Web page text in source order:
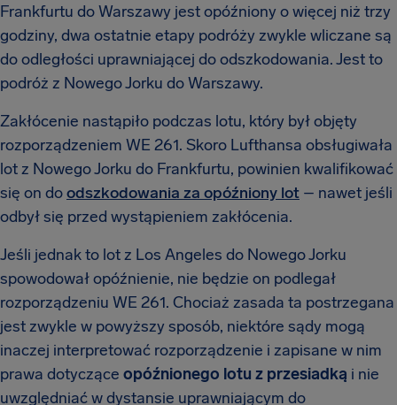
Frankfurtu do Warszawy jest opóźniony o więcej niż trzy
godziny, dwa ostatnie etapy podróży zwykle wliczane są
do odległości uprawniającej do odszkodowania. Jest to
podróż z Nowego Jorku do Warszawy.
Zakłócenie nastąpiło podczas lotu, który był objęty
rozporządzeniem WE 261. Skoro Lufthansa obsługiwała
lot z Nowego Jorku do Frankfurtu, powinien kwalifikować
się on doodszkodowania za opóźniony lot – nawet jeśli
odbył się przed wystąpieniem zakłócenia.
Jeśli jednak to lot z Los Angeles do Nowego Jorku
spowodował opóźnienie, nie będzie on podlegał
rozporządzeniu WE 261. Chociaż zasada ta postrzegana
jest zwykle w powyższy sposób, niektóre sądy mogą
inaczej interpretować rozporządzenie i zapisane w nim
prawa dotyczące opóźnionego lotu z przesiadką i nie
uwzględniać w dystansie uprawniającym do